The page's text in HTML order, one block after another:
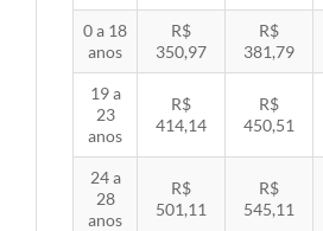
0 a 18
anos
R$
350,97
R$
381,79
19 a
23
anos
R$
414,14
R$
450,51
24 a
28
anos
R$
501,11
R$
545,11